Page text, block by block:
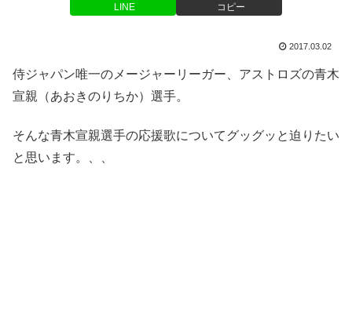
LINE コピー
2017.03.02
侍ジャパン唯一のメージャーリーガー、アストロズの青木
宣親（あおきのりちか）選手。
そんな青木宣親選手の応援歌についてグッグッと迫りたい
と思います。、、